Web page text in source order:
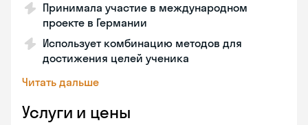
Принимала участие в международном
проекте в Германии
Использует комбинацию методов для
достижения целей ученика
Читать дальше
Услуги и цены